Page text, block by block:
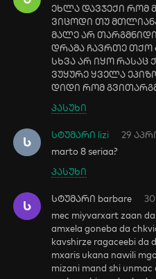
ეხლა დავჯექი რომ
ვიცოდი თუ
მალე არ
დრამა ჩავრთე თქო
სხვა არ იყო რასაც
ვუყურე ყველა
დიდი რომ
პასუხი
Ს სტუმარი lizi
29
marto 8 seriaa?
პასუხი
Ს სტუმარი barbare
mec miyvarxart zaan
amxela goneba da
kavshirze ragaceebi da
mxaris ukana nawili
mizani mand shi unmac